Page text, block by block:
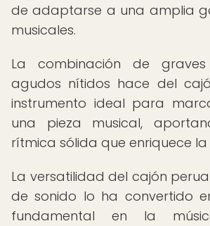
de adaptarse a una amplia
musicales.
La combinación de
agudos nítidos hace del
instrumento ideal para
una pieza musical,
rítmica sólida que enriquece
La versatilidad del cajón
de sonido lo ha convertido
fundamental en la